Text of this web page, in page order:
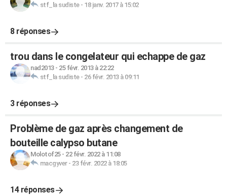
stf_la sudiste- 18 janv. 2017 à 15:02
8 réponses
trou dans le congelateur qui echappe de gaz
nad2013- 25 févr. 2013 à 22:22
stf_la sudiste- 26 févr. 2013 à 09:11
3 réponses
Problème de gaz après changement de
bouteille calypso butane
Molotof25- 22 févr. 2022 à 11:08
macgyver- 23 févr. 2022 à 18:05
14 réponses